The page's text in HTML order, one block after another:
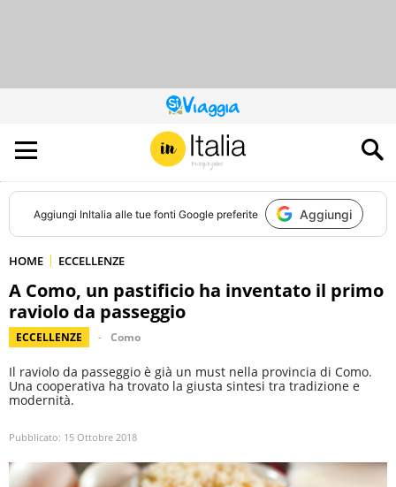
QUESTO
SITO
CONTRIBUISCE
ALL’AUDIENCE
DI
Aggiungi InItalia alle tue fonti Google preferite Aggiungi
HOME ECCELLENZE
A Como, un pastificio ha inventato il primo
raviolo da passeggio
ECCELLENZE Como
Il raviolo da passeggio è già un must nella provincia di Como.
Una cooperativa ha trovato la giusta sintesi tra tradizione e
modernità.
Pubblicato: 15 Ottobre 2018